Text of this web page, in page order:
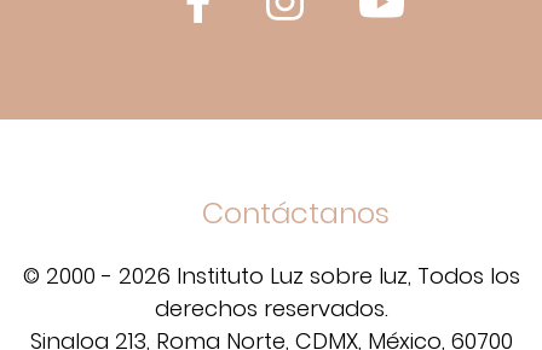
Contáctanos
© 2000 - 2026 Instituto Luz sobre luz, Todos los
derechos reservados.
Sinaloa 213, Roma Norte, CDMX, México, 60700